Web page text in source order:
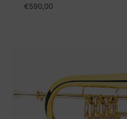
€590,00